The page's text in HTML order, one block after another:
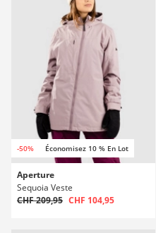
-50% Économisez 10 % En Lot
Aperture
Sequoia Veste
CHF 209,95 CHF 104,95